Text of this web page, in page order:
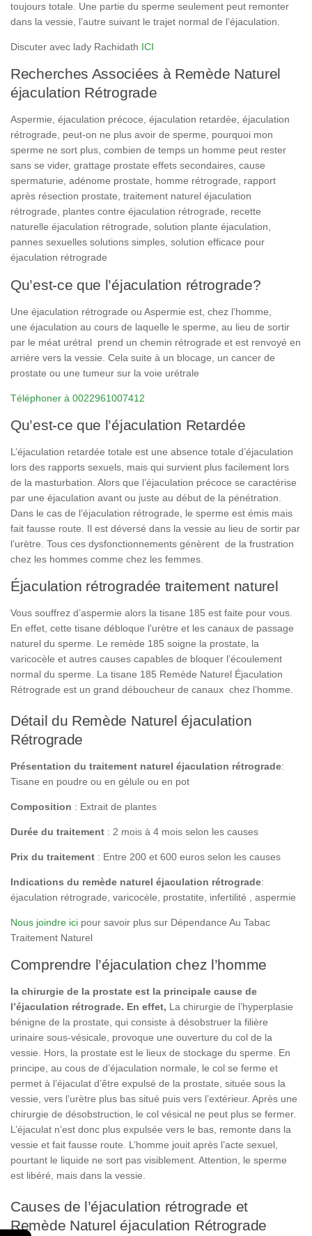
toujours totale. Une partie du sperme seulement peut remonter
dans la vessie, l’autre suivant le trajet normal de l’éjaculation.
Discuter avec lady Rachidath ICI
Recherches Associées à Remède Naturel
éjaculation Rétrograde
Aspermie, éjaculation précoce, éjaculation retardée, éjaculation
rétrograde, peut-on ne plus avoir de sperme, pourquoi mon
sperme ne sort plus, combien de temps un homme peut rester
sans se vider, grattage prostate effets secondaires, cause
spermaturie, adénome prostate, homme rétrograde, rapport
après résection prostate, traitement naturel éjaculation
rétrograde, plantes contre éjaculation rétrograde, recette
naturelle éjaculation rétrograde, solution plante éjaculation,
pannes sexuelles solutions simples, solution efficace pour
éjaculation rétrograde
Qu’est-ce que l’éjaculation rétrograde?
Une éjaculation rétrograde ou Aspermie est, chez l’homme,
une éjaculation au cours de laquelle le sperme, au lieu de sortir
par le méat urétral prend un chemin rétrograde et est renvoyé en
arrière vers la vessie. Cela suite à un blocage, un cancer de
prostate ou une tumeur sur la voie urétrale
Téléphoner à 0022961007412
Qu’est-ce que l’éjaculation Retardée
L’éjaculation retardée totale est une absence totale d’éjaculation
lors des rapports sexuels, mais qui survient plus facilement lors
de la masturbation. Alors que l’éjaculation précoce se caractérise
par une éjaculation avant ou juste au début de la pénétration.
Dans le cas de l’éjaculation rétrograde, le sperme est émis mais
fait fausse route. Il est déversé dans la vessie au lieu de sortir par
l’urètre. Tous ces dysfonctionnements génèrent de la frustration
chez les hommes comme chez les femmes.
Éjaculation rétrogradée traitement naturel
Vous souffrez d’aspermie alors la tisane 185 est faite pour vous.
En effet, cette tisane débloque l’urètre et les canaux de passage
naturel du sperme. Le remède 185 soigne la prostate, la
varicocèle et autres causes capables de bloquer l’écoulement
normal du sperme. La tisane 185 Remède Naturel Éjaculation
Rétrograde est un grand déboucheur de canaux chez l’homme.
Détail du Remède Naturel éjaculation
Rétrograde
Présentation du traitement naturel éjaculation rétrograde:
Tisane en poudre ou en gélule ou en pot
Composition : Extrait de plantes
Durée du traitement : 2 mois à 4 mois selon les causes
Prix du traitement : Entre 200 et 600 euros selon les causes
Indications du remède naturel éjaculation rétrograde:
éjaculation rétrograde, varicocèle, prostatite, infertilité , aspermie
Nous joindre ici pour savoir plus sur Dépendance Au Tabac
Traitement Naturel
Comprendre l’éjaculation chez l’homme
la chirurgie de la prostate est la principale cause de
l’éjaculation rétrograde. En effet, La chirurgie de l’hyperplasie
bénigne de la prostate, qui consiste à désobstruer la filière
urinaire sous-vésicale, provoque une ouverture du col de la
vessie. Hors, la prostate est le lieux de stockage du sperme. En
principe, au cous de d’éjaculation normale, le col se ferme et
permet à l’éjaculat d’être expulsé de la prostate, située sous la
vessie, vers l’urètre plus bas situé puis vers l’extérieur. Après une
chirurgie de désobstruction, le col vésical ne peut plus se fermer.
L’éjaculat n’est donc plus expulsée vers le bas, remonte dans la
vessie et fait fausse route. L’homme jouit après l’acte sexuel,
pourtant le liquide ne sort pas visiblement. Attention, le sperme
est libéré, mais dans la vessie.
Causes de l’éjaculation rétrograde et
Remède Naturel éjaculation Rétrograde